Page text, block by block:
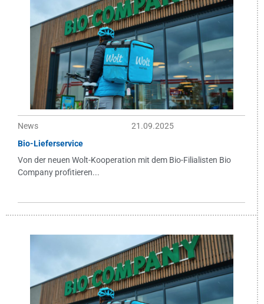
News
21.09.2025
Bio-Lieferservice
Von der neuen Wolt-Kooperation mit dem Bio-Filialisten Bio
Company profitieren...